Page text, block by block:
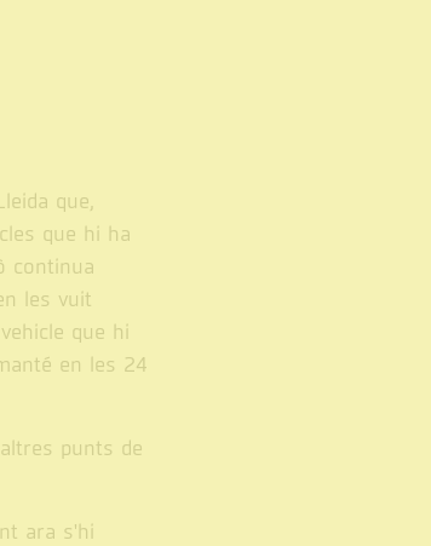
que,
que hi ha
continua
les vuit
que hi
en les 24
punts de
ara s'hi